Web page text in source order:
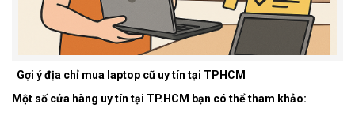
Gợi ý địa chỉ mua laptop cũ uy tín tại TPHCM
Một số cửa hàng uy tín tại TP.HCM bạn có thể tham khảo: